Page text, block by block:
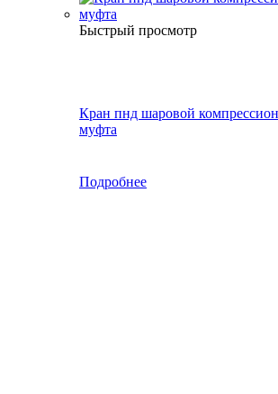
Быстрый просмотр
Кран пнд шаровой
муфта
Подробнее